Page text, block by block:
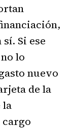
Si ese
lo
nuevo
de la
la